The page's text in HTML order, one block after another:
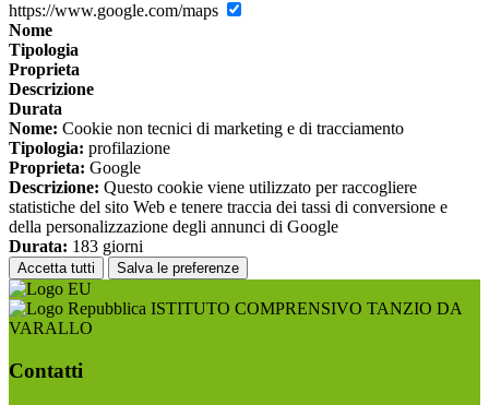
https://www.google.com/maps
Nome
Tipologia
Proprieta
Descrizione
Durata
Nome: Cookie non tecnici di marketing e di tracciamento
Tipologia: profilazione
Proprieta: Google
Descrizione: Questo cookie viene utilizzato per raccogliere
statistiche del sito Web e tenere traccia dei tassi di conversione e
della personalizzazione degli annunci di Google
Durata: 183 giorni
Accetta tutti Salva le preferenze
ISTITUTO COMPRENSIVO TANZIO DA
VARALLO
Contatti